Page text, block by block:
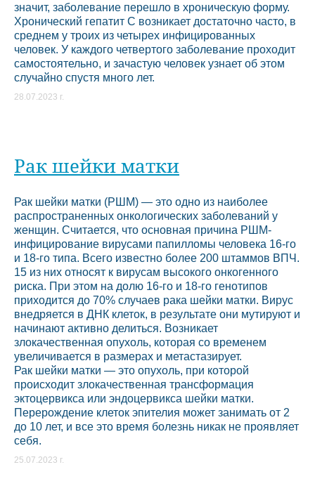
значит, заболевание перешло в хроническую форму.
Хронический гепатит С возникает достаточно часто, в
среднем у троих из четырех инфицированных
человек. У каждого четвертого заболевание проходит
самостоятельно, и зачастую человек узнает об этом
случайно спустя много лет.
28.07.2023 г.
Рак шейки матки
Рак шейки матки (РШМ) — это одно из наиболее
распространенных онкологических заболеваний у
женщин. Считается, что основная причина РШМ-
инфицирование вирусами папилломы человека 16-го
и 18-го типа. Всего известно более 200 штаммов ВПЧ.
15 из них относят к вирусам высокого онкогенного
риска. При этом на долю 16-го и 18-го генотипов
приходится до 70% случаев рака шейки матки. Вирус
внедряется в ДНК клеток, в результате они мутируют и
начинают активно делиться. Возникает
злокачественная опухоль, которая со временем
увеличивается в размерах и метастазирует.
Рак шейки матки — это опухоль, при которой
происходит злокачественная трансформация
эктоцервикса или эндоцервикса шейки матки.
Перерождение клеток эпителия может занимать от 2
до 10 лет, и все это время болезнь никак не проявляет
себя.
25.07.2023 г.